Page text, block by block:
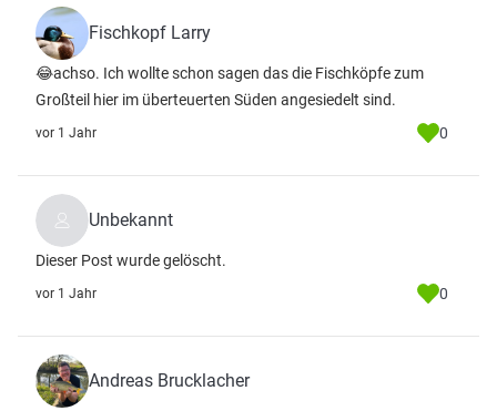
Fischkopf Larry
😂achso. Ich wollte schon sagen das die Fischköpfe zum
Großteil hier im überteuerten Süden angesiedelt sind.
vor 1 Jahr 0
Unbekannt
Dieser Post wurde gelöscht.
vor 1 Jahr 0
Andreas Brucklacher